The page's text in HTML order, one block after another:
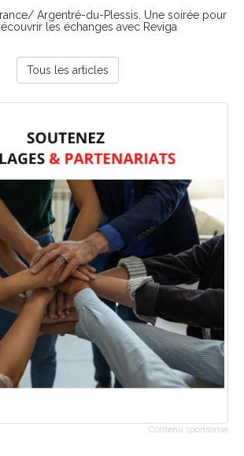
Argentré-du-Plessis. Une soirée pour
les échanges avec Reviga
Tous les articles
Contenu sponsorisé